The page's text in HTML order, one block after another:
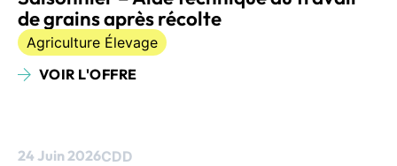
de grains après récolte
Agriculture Élevage
VOIR L'OFFRE
24 Juin 2026CDD